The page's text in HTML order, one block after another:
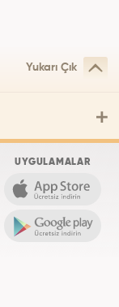
Yukarı Çık
UYGULAMALAR